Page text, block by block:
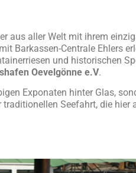
aus aller Welt mit ihrem
Barkassen-Centrale Ehlers
und historischen
Oevelgönne e.V.
Exponaten hinter Glas,
Seefahrt, die hier